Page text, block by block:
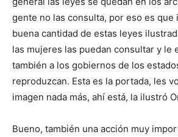
gente no las consulta, por eso es que
buena cantidad de estas leyes
las mujeres las puedan consultar y le
también a los gobiernos de los
reproduzcan. Esta es la portada, les
imagen nada más, ahí está, la ilustró
Bueno, también una acción muy